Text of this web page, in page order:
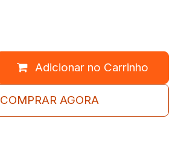
Adicionar no Carrinho
COMPRAR AGORA